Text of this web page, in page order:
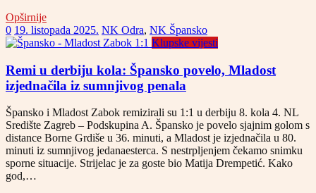
Opširnije
0 19. listopada 2025. NK Odra, NK Špansko
Klupske vijesti
Remi u derbiju kola: Špansko povelo, Mladost
izjednačila iz sumnjivog penala
Špansko i Mladost Zabok remizirali su 1:1 u derbiju 8. kola 4. NL
Središte Zagreb – Podskupina A. Špansko je povelo sjajnim golom s
distance Borne Grdiše u 36. minuti, a Mladost je izjednačila u 80.
minuti iz sumnjivog jedanaesterca. S nestrpljenjem čekamo snimku
sporne situacije. Strijelac je za goste bio Matija Drempetić. Kako
god,…